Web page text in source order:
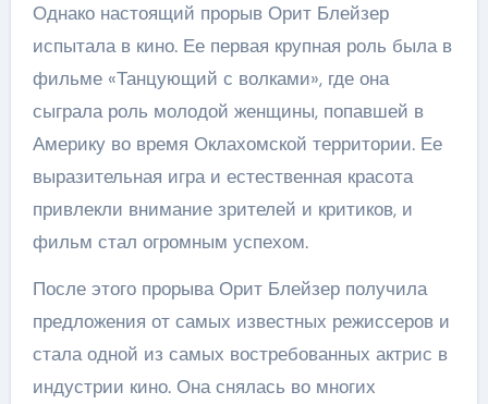
Однако настоящий прорыв Орит Блейзер
испытала в кино. Ее первая крупная роль была в
фильме «Танцующий с волками», где она
сыграла роль молодой женщины, попавшей в
Америку во время Оклахомской территории. Ее
выразительная игра и естественная красота
привлекли внимание зрителей и критиков, и
фильм стал огромным успехом.
После этого прорыва Орит Блейзер получила
предложения от самых известных режиссеров и
стала одной из самых востребованных актрис в
индустрии кино. Она снялась во многих